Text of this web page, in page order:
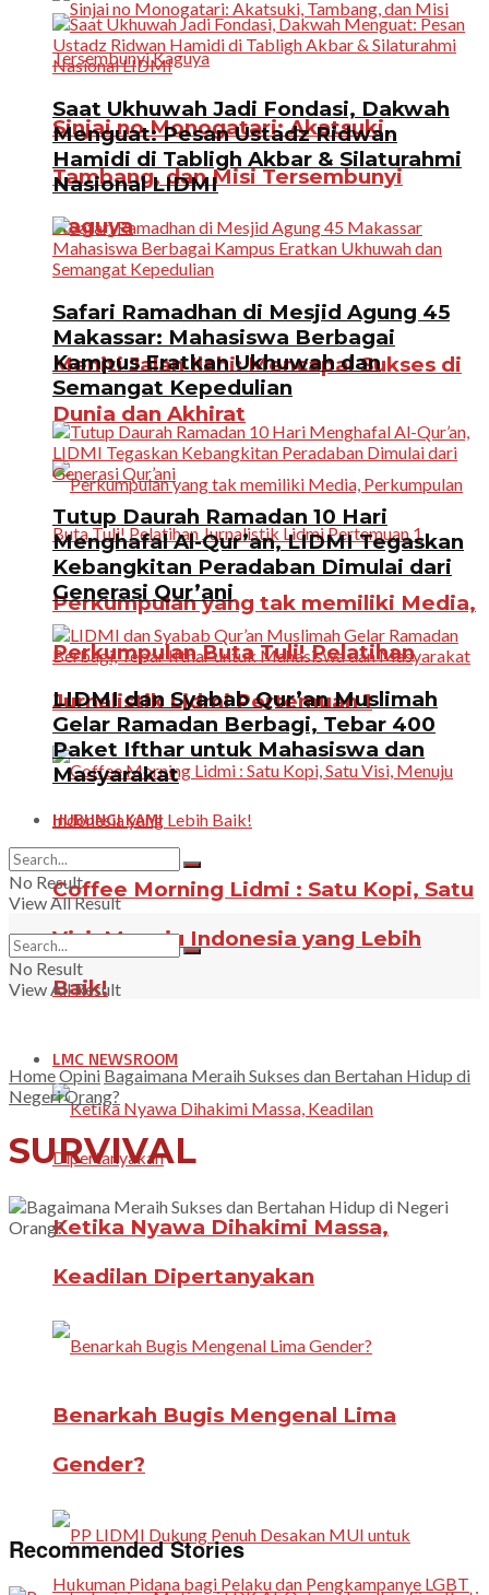
Sinjai no Monogatari: Akatsuki,
Tambang, dan Misi Tersembunyi
Kaguya
Meniti Jalan Ilahi: Mencapai Sukses di
Dunia dan Akhirat
Perkumpulan yang tak memiliki Media,
Perkumpulan Buta Tuli! Pelatihan
Jurnalistik Lidmi Pertemuan 1
Coffee Morning Lidmi : Satu Kopi, Satu
Visi, Menuju Indonesia yang Lebih
Baik!
LMC NEWSROOM
Ketika Nyawa Dihakimi Massa,
Keadilan Dipertanyakan
Benarkah Bugis Mengenal Lima
Gender?
Saat Ukhuwah Jadi Fondasi, Dakwah
Menguat: Pesan Ustadz Ridwan
Hamidi di Tabligh Akbar & Silaturahmi
Nasional LIDMI
Safari Ramadhan di Mesjid Agung 45
Makassar: Mahasiswa Berbagai
Kampus Eratkan Ukhuwah dan
Semangat Kepedulian
Tutup Daurah Ramadan 10 Hari
Menghafal Al-Qur’an, LIDMI Tegaskan
Kebangkitan Peradaban Dimulai dari
Generasi Qur’ani
LIDMI dan Syabab Qur’an Muslimah
Gelar Ramadan Berbagi, Tebar 400
Paket Ifthar untuk Mahasiswa dan
Masyarakat
HUBUNGI KAMI
No Result
View All Result
No Result
View All Result
HomeOpini Bagaimana Meraih Sukses dan Bertahan Hidup di
Negeri Orang?
SURVIVAL
Recommended Stories